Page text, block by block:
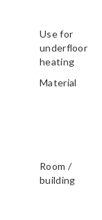
Use for
underfloor
heating
Material
Room /
building